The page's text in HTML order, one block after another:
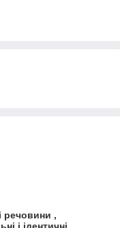
речовини ,
і ідентичні